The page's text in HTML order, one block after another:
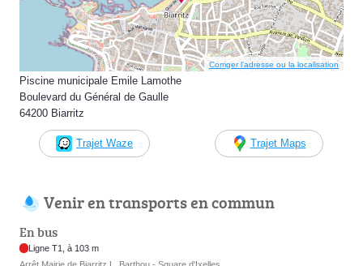
Corriger l’adresse ou la localisation
Piscine municipale Emile Lamothe
Boulevard du Général de Gaulle
64200 Biarritz
Trajet Waze Trajet Maps
Venir en transports en commun
En bus
Ligne T1, à 103 m